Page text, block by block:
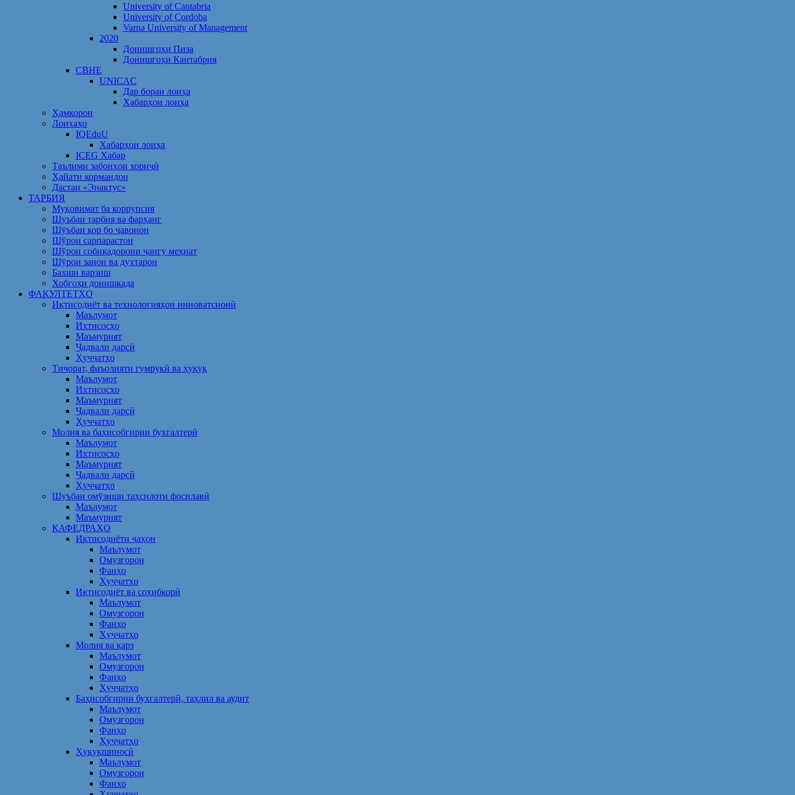
University of Cantabria
University of Cordoba
Varna University of Management
2020
Донишгоҳи Пиза
Донишгоҳи Кантабрия
CBHE
UNICAC
Дар бораи лоиҳа
Хабарҳои лоиҳа
Ҳамкорон
Лоихаҳо
IQEduU
Хабарҳои лоиҳа
ICEG Хабар
Таълими забонҳои хориҷӣ
Ҳайати кормандон
Дастаи «Энактус»
ТАРБИЯ
Муқовимат ба коррупсия
Шуъбаи тарбия ва фарҳанг
Шӯъбаи кор бо ҷавонон
Шўрои сарпарастон
Шўрои собиқадорони ҷангу меҳнат
Шӯрои занон ва духтарон
Бахши варзиш
Хобгоҳи донишкада
ФАКУЛТЕТҲО
Иқтисодиёт ва технологияҳои инноватсионӣ
Маълумот
Ихтисосҳо
Маъмурият
Ҷадвали дарсӣ
Ҳуҷҷатҳо
Тиҷорат, фаъолияти гумрукӣ ва ҳуқуқ
Маълумот
Ихтисосҳо
Маъмурият
Ҷадвали дарсӣ
Ҳуҷҷатҳо
Молия ва баҳисобгирии бухгалтерӣ
Маълумот
Ихтисосҳо
Маъмурият
Ҷадвали дарсӣ
Ҳуҷҷатҳо
Шуъбаи омӯзиши таҳсилоти фосилавӣ
Маълумот
Маъмурият
КАФЕДРАҲО
Иқтисодиёти ҷаҳон
Маълумот
Омузгорон
Фанҳо
Ҳуҷҷатҳо
Иқтисодиёт ва соҳибкорӣ
Маълумот
Омузгорон
Фанҳо
Ҳуҷҷатҳо
Молия ва қарз
Маълумот
Омузгорон
Фанҳо
Ҳуҷҷатҳо
Баҳисобгирии бухгалтерӣ, таҳлил ва аудит
Маълумот
Омузгорон
Фанҳо
Ҳуҷҷатҳо
Ҳуқуқшиносӣ
Маълумот
Омузгорон
Фанҳо